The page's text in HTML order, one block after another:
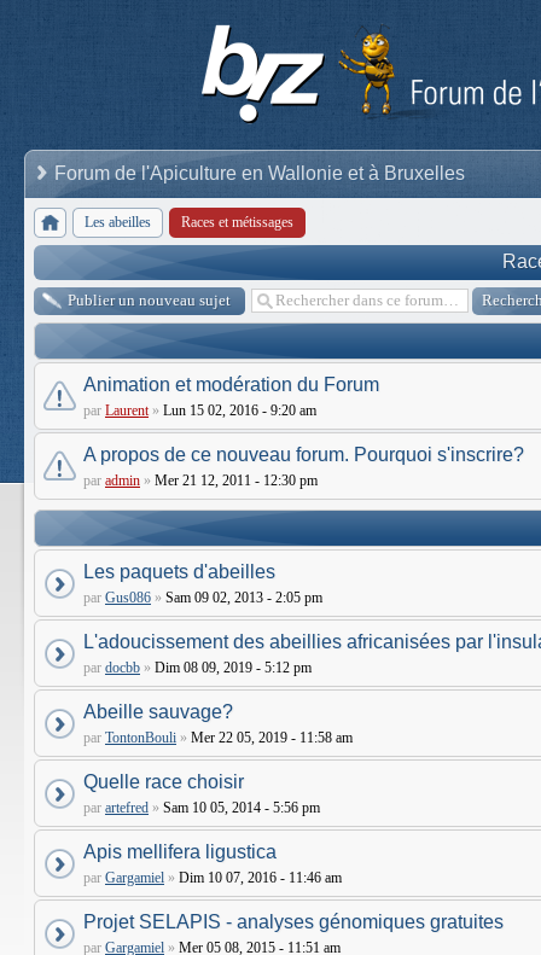
Forum de l'Apiculture en Wallonie et à Bruxelles
Les abeilles Races et métissages
Publier un nouveau sujet
Animation et modération du Forum
par Laurent » Lun 15 02, 2016 - 9:20 am
A propos de ce nouveau forum. Pourquoi s'inscrire?
par admin » Mer 21 12, 2011 - 12:30 pm
Les paquets d'abeilles
par Gus086 » Sam 09 02, 2013 - 2:05 pm
L'adoucissement des abeillies africanisées par
par docbb » Dim 08 09, 2019 - 5:12 pm
Abeille sauvage?
par TontonBouli » Mer 22 05, 2019 - 11:58 am
Quelle race choisir
par artefred » Sam 10 05, 2014 - 5:56 pm
Apis mellifera ligustica
par Gargamiel » Dim 10 07, 2016 - 11:46 am
Projet SELAPIS - analyses génomiques gratuites
par Gargamiel » Mer 05 08, 2015 - 11:51 am